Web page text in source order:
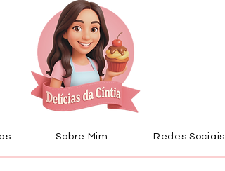
Sobre Mim Redes Sociais